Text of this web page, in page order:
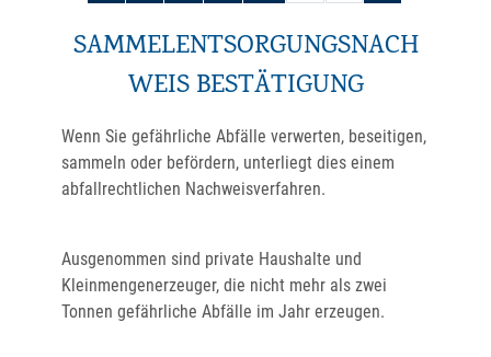
SAMMELENTSORGUNGSNACH
WEIS BESTÄTIGUNG
Wenn Sie gefährliche Abfälle verwerten, beseitigen,
sammeln oder befördern, unterliegt dies einem
abfallrechtlichen Nachweisverfahren.
Ausgenommen sind private Haushalte und
Kleinmengenerzeuger, die nicht mehr als zwei
Tonnen gefährliche Abfälle im Jahr erzeugen.